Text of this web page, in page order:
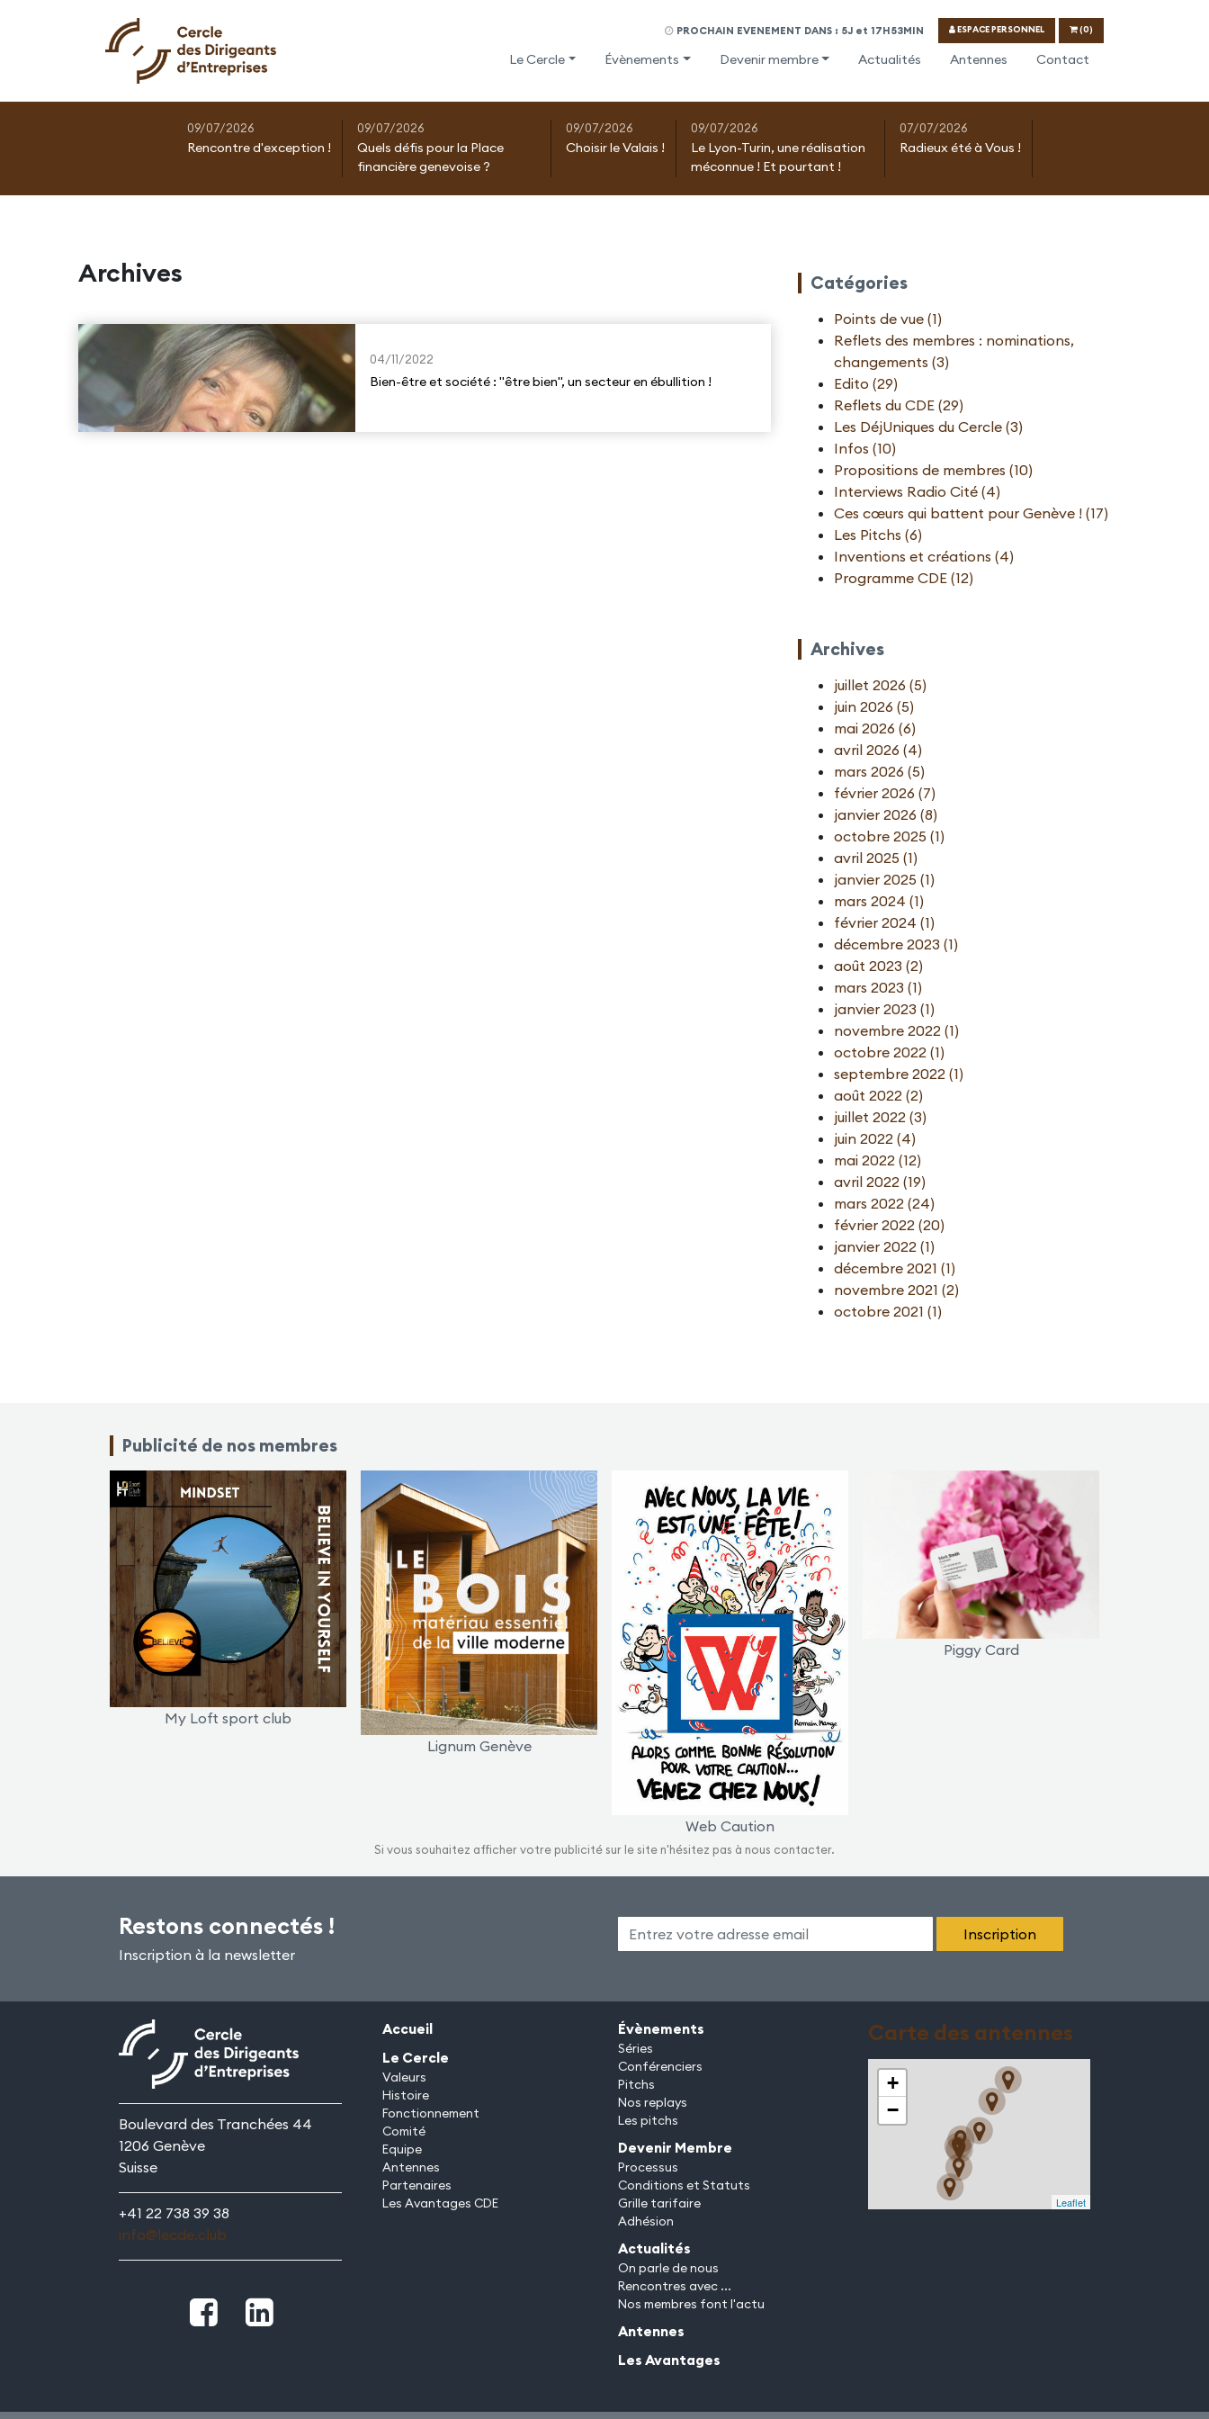
PROCHAIN EVENEMENT DANS : 5J et 17H53MIN ESPACE PERSONNEL (0)
Le Cercle Évènements Devenir membre Actualités Antennes Contact
09/07/2026
Rencontre d'exception !
09/07/2026
Quels défis pour la Place
financière genevoise ?
09/07/2026
Choisir le Valais !
09/07/2026
Le Lyon-Turin, une réalisation
méconnue ! Et pourtant !
07/07/2026
Radieux été à Vous !
Archives
04/11/2022
Bien-être et société : "être bien", un secteur en ébullition !
Catégories
Points de vue (1)
Reflets des membres : nominations,
changements (3)
Edito (29)
Reflets du CDE (29)
Les DéjUniques du Cercle (3)
Infos (10)
Propositions de membres (10)
Interviews Radio Cité (4)
Ces cœurs qui battent pour Genève ! (17)
Les Pitchs (6)
Inventions et créations (4)
Programme CDE (12)
Archives
juillet 2026 (5)
juin 2026 (5)
mai 2026 (6)
avril 2026 (4)
mars 2026 (5)
février 2026 (7)
janvier 2026 (8)
octobre 2025 (1)
avril 2025 (1)
janvier 2025 (1)
mars 2024 (1)
février 2024 (1)
décembre 2023 (1)
août 2023 (2)
mars 2023 (1)
janvier 2023 (1)
novembre 2022 (1)
octobre 2022 (1)
septembre 2022 (1)
août 2022 (2)
juillet 2022 (3)
juin 2022 (4)
mai 2022 (12)
avril 2022 (19)
mars 2022 (24)
février 2022 (20)
janvier 2022 (1)
décembre 2021 (1)
novembre 2021 (2)
octobre 2021 (1)
Publicité de nos membres
My Loft sport club
Lignum Genève
Web Caution
Piggy Card
Si vous souhaitez afficher votre publicité sur le site n'hésitez pas à nous contacter.
Restons connectés !
Inscription à la newsletter
Boulevard des Tranchées 44
1206 Genève
Suisse
+41 22 738 39 38
info@lecde.club
Accueil
Le Cercle
Valeurs
Histoire
Fonctionnement
Comité
Equipe
Antennes
Partenaires
Les Avantages CDE
Évènements
Séries
Conférenciers
Pitchs
Nos replays
Les pitchs
Devenir Membre
Processus
Conditions et Statuts
Grille tarifaire
Adhésion
Actualités
On parle de nous
Rencontres avec ...
Nos membres font l'actu
Antennes
Les Avantages
Carte des antennes
+
−
Leaflet